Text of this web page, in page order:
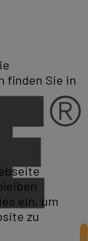
Kurs:
finden Sie in
ein, um
zu